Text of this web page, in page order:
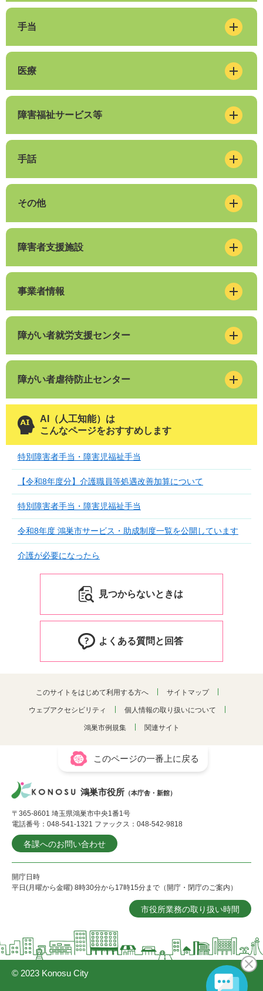
手当
医療
障害福祉サービス等
手話
その他
障害者支援施設
事業者情報
障がい者就労支援センター
障がい者虐待防止センター
AI（人工知能）は
こんなページをおすすめします
特別障害者手当・障害児福祉手当
【令和8年度分】介護職員等処遇改善加算について
特別障害者手当・障害児福祉手当
令和8年度 鴻巣市サービス・助成制度一覧を公開しています
介護が必要になったら
見つからないときは
よくある質問と回答
このサイトをはじめて利用する方へ サイトマップ
ウェブアクセシビリティ 個人情報の取り扱いについて
鴻巣市例規集 関連サイト
このページの一番上に戻る
鴻巣市役所 （本庁舎・新館）
〒365-8601 埼玉県鴻巣市中央1番1号
電話番号：048-541-1321 ファックス：048-542-9818
各課へのお問い合わせ
開庁日時
平日(月曜から金曜) 8時30分から17時15分まで（開庁・閉庁のご案内）
市役所業務の取り扱い時間
© 2023 Konosu City